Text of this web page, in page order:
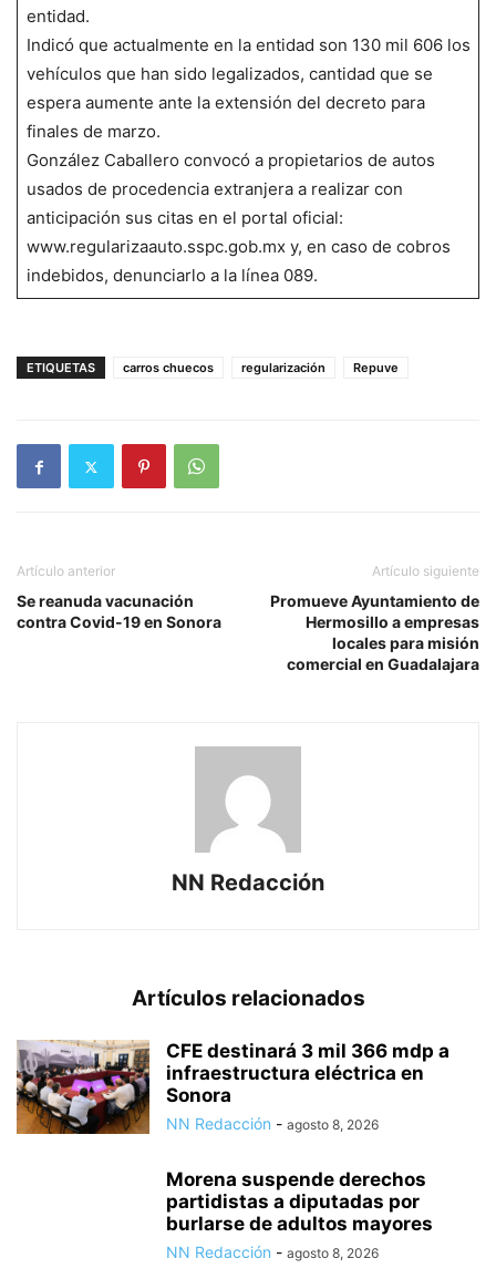
entidad.
Indicó que actualmente en la entidad son 130 mil 606 los
vehículos que han sido legalizados, cantidad que se
espera aumente ante la extensión del decreto para
finales de marzo.
González Caballero convocó a propietarios de autos
usados de procedencia extranjera a realizar con
anticipación sus citas en el portal oficial:
www.regularizaauto.sspc.gob.mx y, en caso de cobros
indebidos, denunciarlo a la línea 089.
ETIQUETAS carros chuecos regularización Repuve
Artículo anterior
Se reanuda vacunación
contra Covid-19 en Sonora
Artículo siguiente
Promueve Ayuntamiento de
Hermosillo a empresas
locales para misión
comercial en Guadalajara
NN Redacción
Artículos relacionados
CFE destinará 3 mil 366 mdp a
infraestructura eléctrica en
Sonora
NN Redacción - agosto 8, 2026
Morena suspende derechos
partidistas a diputadas por
burlarse de adultos mayores
NN Redacción - agosto 8, 2026